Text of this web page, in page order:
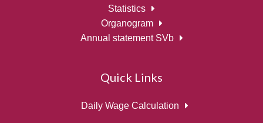
Statistics
Organogram
Annual statement SVb
Quick Links
Daily Wage Calculation